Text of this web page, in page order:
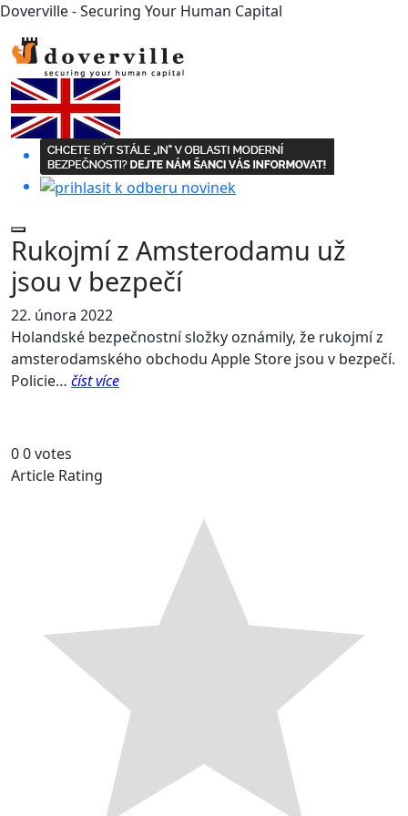
Doverville - Securing Your Human Capital
Rukojmí z Amsterodamu už
jsou v bezpečí
22. února 2022
Holandské bezpečnostní složky oznámily, že rukojmí z
amsterodamského obchodu Apple Store jsou v bezpečí.
Policie… číst více
00votes
Article Rating